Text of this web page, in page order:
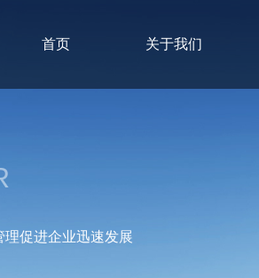
首页 关于我们
促进企业迅速发展